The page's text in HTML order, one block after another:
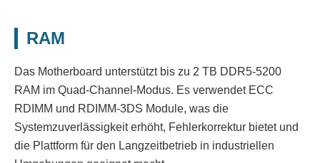
RAM
Das Motherboard unterstützt bis zu 2 TB DDR5-5200
RAM im Quad-Channel-Modus. Es verwendet ECC
RDIMM und RDIMM-3DS Module, was die
Systemzuverlässigkeit erhöht, Fehlerkorrektur bietet und
die Plattform für den Langzeitbetrieb in industriellen